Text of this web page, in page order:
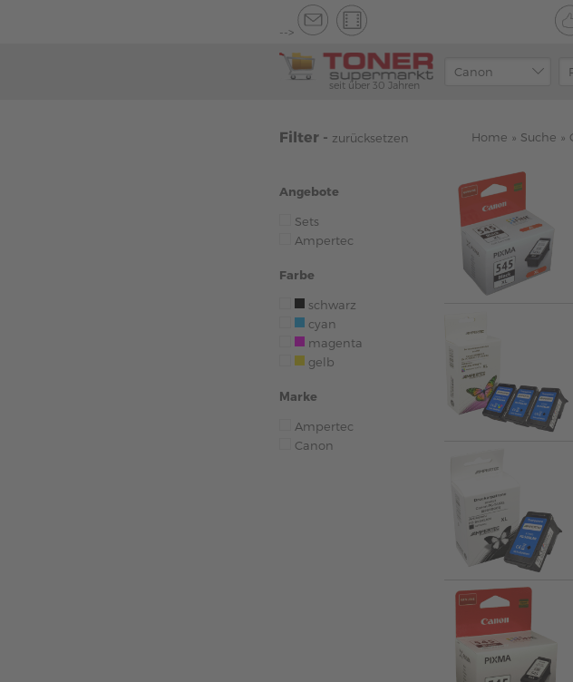
-->
seit über 30 Jahren
Filter - zurücksetzen
Angebote
Sets
Ampertec
Farbe
schwarz
cyan
magenta
gelb
Marke
Ampertec
Canon
Home » Suche »